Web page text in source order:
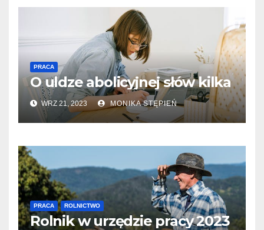
PRACA
O uldze abolicyjnej słów kilka
WRZ 21, 2023 MONIKA STĘPIEŃ
PRACA ROLNICTWO
Rolnik w urzędzie pracy 2023